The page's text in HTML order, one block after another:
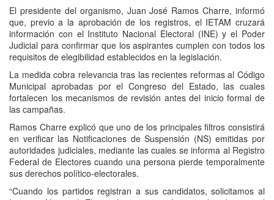
El presidente del organismo, Juan José Ramos Charre, informó
que, previo a la aprobación de los registros, el IETAM cruzará
información con el Instituto Nacional Electoral (INE) y el Poder
Judicial para confirmar que los aspirantes cumplen con todos los
requisitos de elegibilidad establecidos en la legislación.
La medida cobra relevancia tras las recientes reformas al Código
Municipal aprobadas por el Congreso del Estado, las cuales
fortalecen los mecanismos de revisión antes del inicio formal de
las campañas.
Ramos Charre explicó que uno de los principales filtros consistirá
en verificar las Notificaciones de Suspensión (NS) emitidas por
autoridades judiciales, mediante las cuales se informa al Registro
Federal de Electores cuando una persona pierde temporalmente
sus derechos político-electorales.
“Cuando los partidos registran a sus candidatos, solicitamos al